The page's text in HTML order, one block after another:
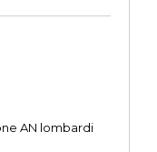
AN lombardi